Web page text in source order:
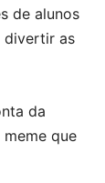
de alunos
divertir as
da
que